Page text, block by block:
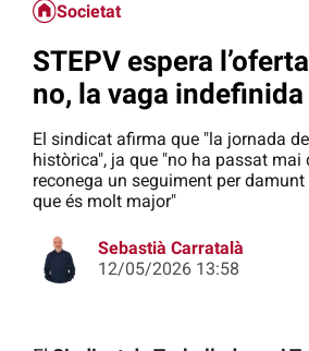
Societat
STEPV espera
no, la vaga
El sindicat afirma que "la jornada
històrica", ja que "no ha passat
reconega un seguiment per damunt
que és molt major"
Sebastià Carratalà
12/05/2026 13:58